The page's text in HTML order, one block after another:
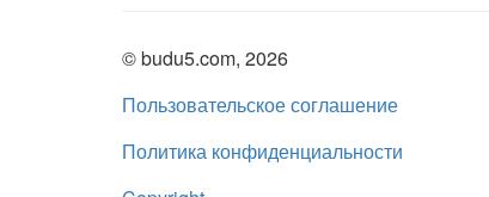
© budu5.com, 2026
Пользовательское соглашение
Политика конфиденциальности